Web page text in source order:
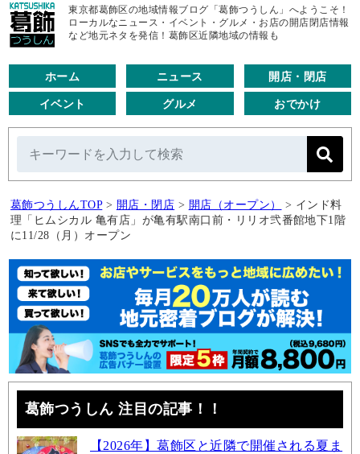
東京都葛飾区の地域情報ブログ「葛飾つうしん」へようこそ！
ローカルなニュース・イベント・グルメ・お店の開店閉店情報
など地元ネタを発信！葛飾区近隣地域の情報も
ホーム ニュース 開店・閉店
イベント グルメ おでかけ
葛飾つうしんTOP > 開店・閉店 > 開店（オープン） > インド料
理「ヒムシカル 亀有店」が亀有駅南口前・リリオ弐番館地下1階
に11/28（月）オープン
葛飾つうしん 注目の記事！！
【2026年】葛飾区と近隣で開催される夏ま